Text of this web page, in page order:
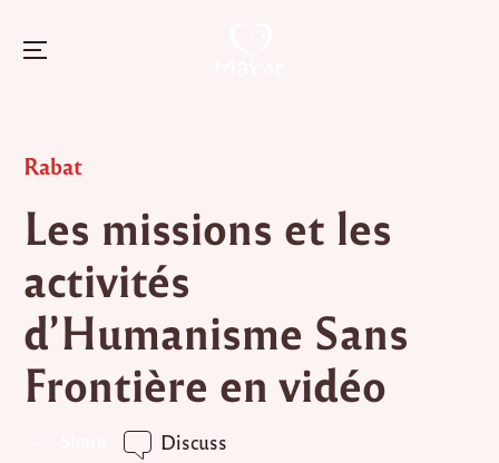
content
Menu
Posted
Rabat
Les missions et les
activités
d’Humanisme Sans
Frontière en vidéo
Discuss